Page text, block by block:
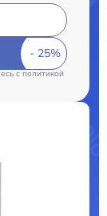
cполитикой